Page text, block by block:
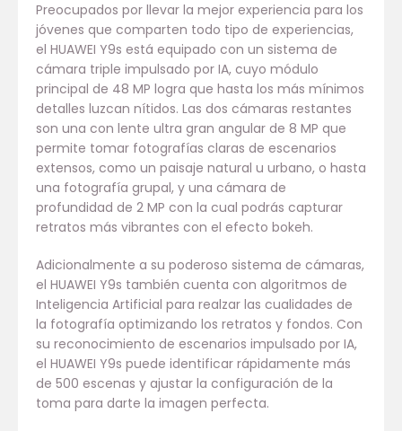
Preocupados por llevar la mejor experiencia para los
jóvenes que comparten todo tipo de experiencias,
el HUAWEI Y9s está equipado con un sistema de
cámara triple impulsado por IA, cuyo módulo
principal de 48 MP logra que hasta los más mínimos
detalles luzcan nítidos. Las dos cámaras restantes
son una con lente ultra gran angular de 8 MP que
permite tomar fotografías claras de escenarios
extensos, como un paisaje natural u urbano, o hasta
una fotografía grupal, y una cámara de
profundidad de 2 MP con la cual podrás capturar
retratos más vibrantes con el efecto bokeh.
Adicionalmente a su poderoso sistema de cámaras,
el HUAWEI Y9s también cuenta con algoritmos de
Inteligencia Artificial para realzar las cualidades de
la fotografía optimizando los retratos y fondos. Con
su reconocimiento de escenarios impulsado por IA,
el HUAWEI Y9s puede identificar rápidamente más
de 500 escenas y ajustar la configuración de la
toma para darte la imagen perfecta.